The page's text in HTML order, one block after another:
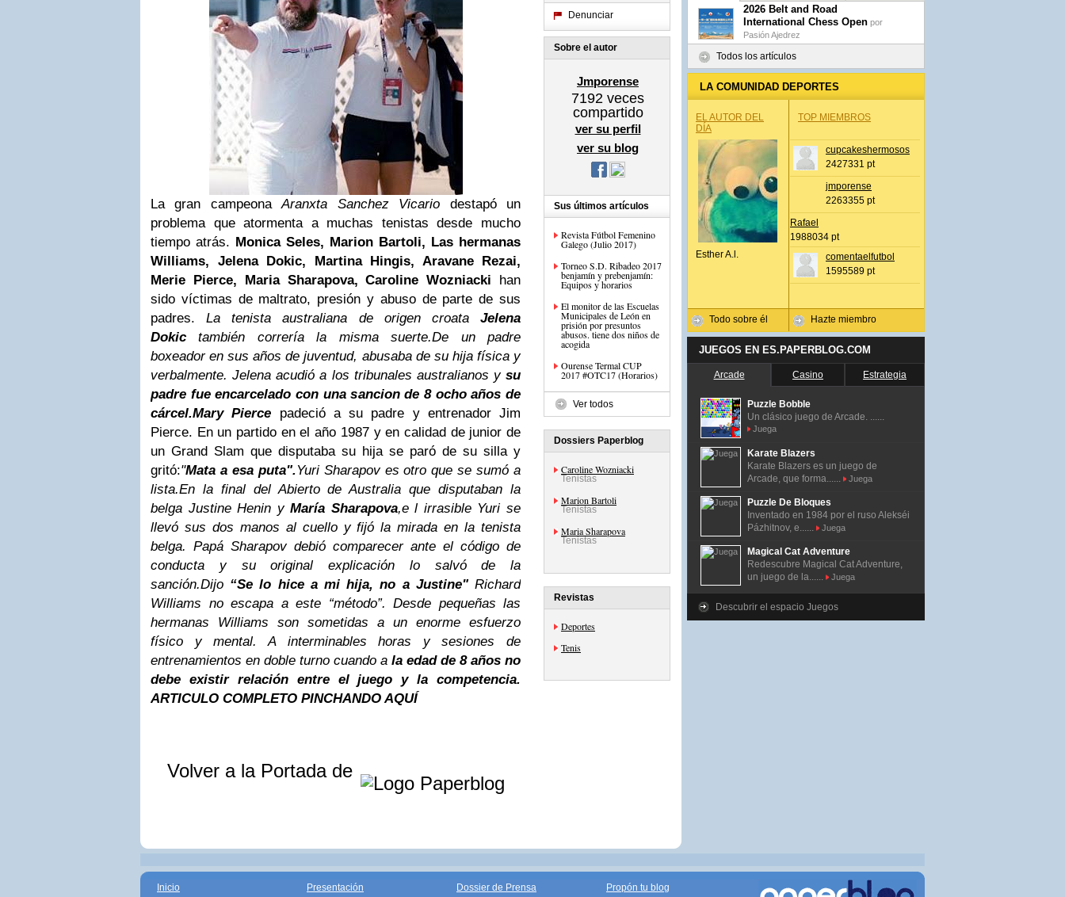
La gran campeonaAranxta Sanchez Vicario destapó un
problema que atormenta a muchas tenistas desde mucho
tiempo atrás. Monica Seles, Marion Bartoli, Las hermanas
Williams, Jelena Dokic, Martina Hingis, Aravane Rezai,
Merie Pierce, Maria Sharapova,Caroline Wozniacki
han
sido víctimas de maltrato, presión y abuso de parte de sus
padres.La tenista australiana de origen croataJelena
Dokic también correría la misma suerte.De un padre
boxeador en sus años de juventud, abusaba de su hija física y
verbalmente. Jelena acudió a los tribunales australianos y su
padre fue encarcelado con una sancion de 8 ocho años de
cárcel.Mary Pierce
padeció a su padre y entrenador Jim
Pierce. En un partido en el año 1987 y en calidad de junior de
un Grand Slam que disputaba su hija se paró de su silla y
gritó:"Mata a esa puta".Yuri Sharapov es otro que se sumó a
lista.En la final del Abierto de Australia que disputaban la
belga Justine Henin yMaría Sharapova,e l irrasible Yuri se
llevó sus dos manos al cuello y fijó la mirada en la tenista
belga. Papá Sharapov debió comparecer ante el código de
conducta y su original explicación lo salvó de la
sanción.Dijo “Se lo hice a mi hija, no a Justine" Richard
Williams no escapa a este “método”. Desde pequeñas las
hermanas Williams son sometidas a un enorme esfuerzo
físico y mental. A interminables horas y sesiones de
entrenamientos en doble turno cuando a la edad de 8 años no
debe existir relación entre el juego y la competencia.
ARTICULO COMPLETO PINCHANDO AQUÍ
Volver a la Portada de
Denunciar
Sobre el autor
Jmporense
7192 veces
compartido
ver su perfil
ver su blog
Sus últimos artículos
Revista Fútbol Femenino
Galego (Julio 2017)
Torneo S.D. Ribadeo 2017
benjamín y prebenjamín:
Equipos y horarios
El monitor de las Escuelas
Municipales de León en
prisión por presuntos
abusos. tiene dos niños de
acogida
Ourense Termal CUP
2017 #OTC17 (Horarios)
Ver todos
Dossiers Paperblog
Caroline Wozniacki
Tenistas
Marion Bartoli
Tenistas
Maria Sharapova
Tenistas
Revistas
Deportes
Tenis
2026 Belt and Road
International Chess Open por
Pasión Ajedrez
Todos los artículos
LA COMUNIDAD DEPORTES
EL AUTOR DEL
DÍA
Esther A.l.
Todo sobre él
TOP MIEMBROS
cupcakeshermosos
2427331 pt
jmporense
2263355 pt
Rafael
1988034 pt
comentaelfutbol
1595589 pt
Hazte miembro
JUEGOS EN ES.PAPERBLOG.COM
Arcade Casino Estrategia
Puzzle Bobble
Un clásico juego de Arcade. ......
Juega
Karate Blazers
Karate Blazers es un juego de
Arcade, que forma......
Juega
Puzzle De Bloques
Inventado en 1984 por el ruso Alekséi
Pázhitnov, e......
Juega
Magical Cat Adventure
Redescubre Magical Cat Adventure,
un juego de la......
Juega
Descubrir el espacio Juegos
Inicio
Presentación
Dossier de Prensa
Propón tu blog